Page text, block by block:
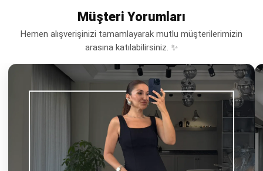
Müşteri Yorumları
Hemen alışverişinizi tamamlayarak mutlu müşterilerimizin
arasına katılabilirsiniz. ✨